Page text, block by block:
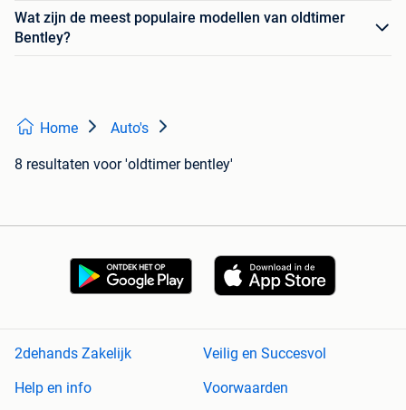
Wat zijn de meest populaire modellen van oldtimer
Bentley?
Home Auto's
8 resultaten voor 'oldtimer bentley'
2dehands Zakelijk
Veilig en Succesvol
Help en info
Voorwaarden